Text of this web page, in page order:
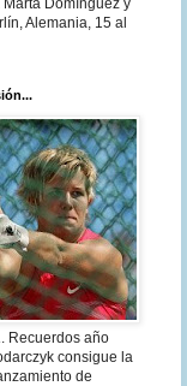
Domínguez y
Alemania, 15 al
Recuerdos año
consigue la
de